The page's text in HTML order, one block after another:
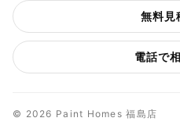
無料見
電話で
© 2026 Paint Homes 福島店